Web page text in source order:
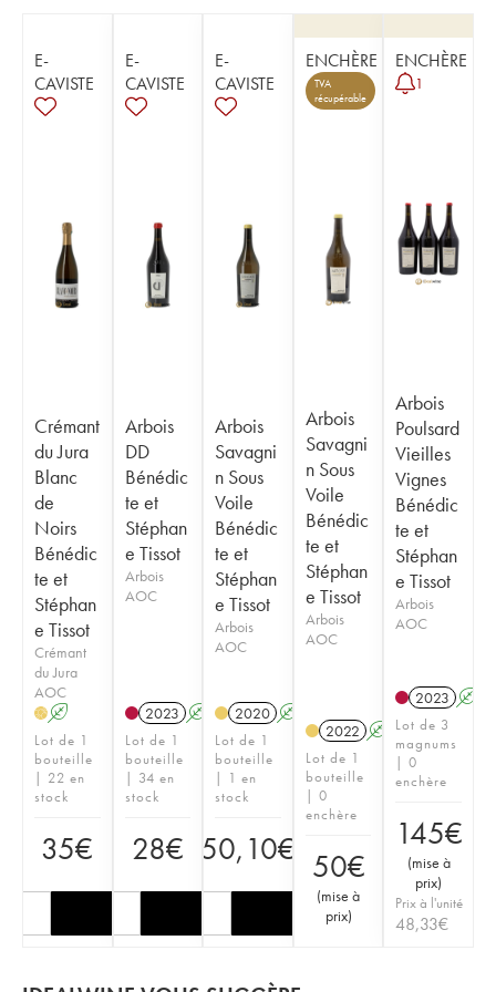
E-
CAVISTE
Crémant
du Jura
Blanc
de
Noirs
Bénédic
te et
Stéphan
e Tissot
Crémant
du Jura
AOC
H A
Lot de 1
bouteille
| 22 en
stock
35€
E-
CAVISTE
Arbois
DD
Bénédic
te et
Stéphan
e Tissot
Arbois
AOC
2023 A S
Lot de 1
bouteille
| 34 en
stock
28€
E-
CAVISTE
Arbois
Savagni
n Sous
Voile
Bénédic
te et
Stéphan
e Tissot
Arbois
AOC
2020 A
Lot de 1
bouteille
| 1 en
stock
50,10€
ENCHÈRE
TVA
récupérable
Arbois
Savagni
n Sous
Voile
Bénédic
te et
Stéphan
e Tissot
Arbois
AOC
2022 A
Lot de 1
bouteille
| 0
enchère
50€
(mise à
prix)
ENCHÈRE
1
Arbois
Poulsard
Vieilles
Vignes
Bénédic
te et
Stéphan
e Tissot
Arbois
AOC
2023 A
Lot de 3
magnums
| 0
enchère
145€
(mise à
prix)
Prix à l'unité
48,33€